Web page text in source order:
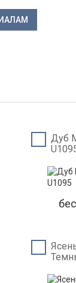
Дуб